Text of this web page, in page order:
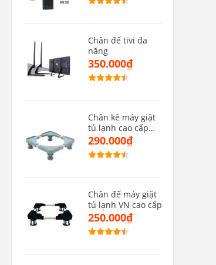
Remote máy lạnh samsung
Chân đế tivi đa
năng
350.000₫
Chân kê máy giặt
tủ lạnh cao cấp
CMGMB
290.000₫
Chân đế máy giặt
tủ lạnh VN cao cấp
250.000₫